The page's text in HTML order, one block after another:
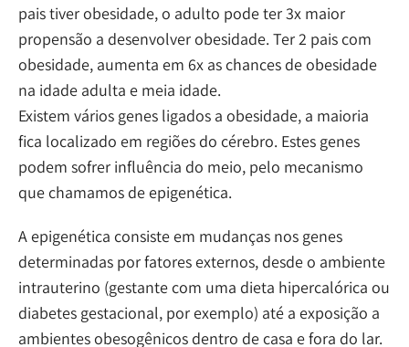
pais tiver obesidade, o adulto pode ter 3x maior
propensão a desenvolver obesidade. Ter 2 pais com
obesidade, aumenta em 6x as chances de obesidade
na idade adulta e meia idade.
Existem vários genes ligados a obesidade, a maioria
fica localizado em regiões do cérebro. Estes genes
podem sofrer influência do meio, pelo mecanismo
que chamamos de epigenética.
A epigenética consiste em mudanças nos genes
determinadas por fatores externos, desde o ambiente
intrauterino (gestante com uma dieta hipercalórica ou
diabetes gestacional, por exemplo) até a exposição a
ambientes obesogênicos dentro de casa e fora do lar.